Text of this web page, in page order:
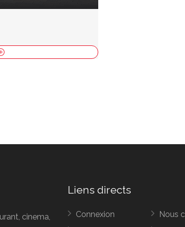
cinema,
Liens directs
Connexion
Nous